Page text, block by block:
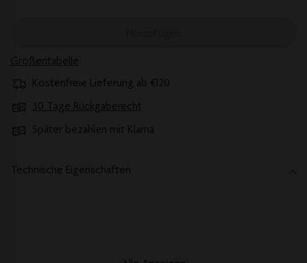
Größentabelle
Kostenfreie Lieferung ab €120
30 Tage Rückgaberecht
Später bezahlen mit Klarna
Technische Eigenschaften